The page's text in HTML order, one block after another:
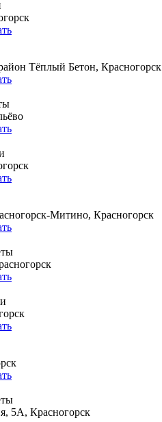
Тёплый Бетон, Красногорск
Митино, Красногорск
5А, Красногорск